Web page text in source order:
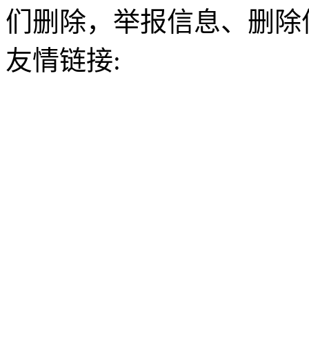
们删除，举报信息、删
友情链接: